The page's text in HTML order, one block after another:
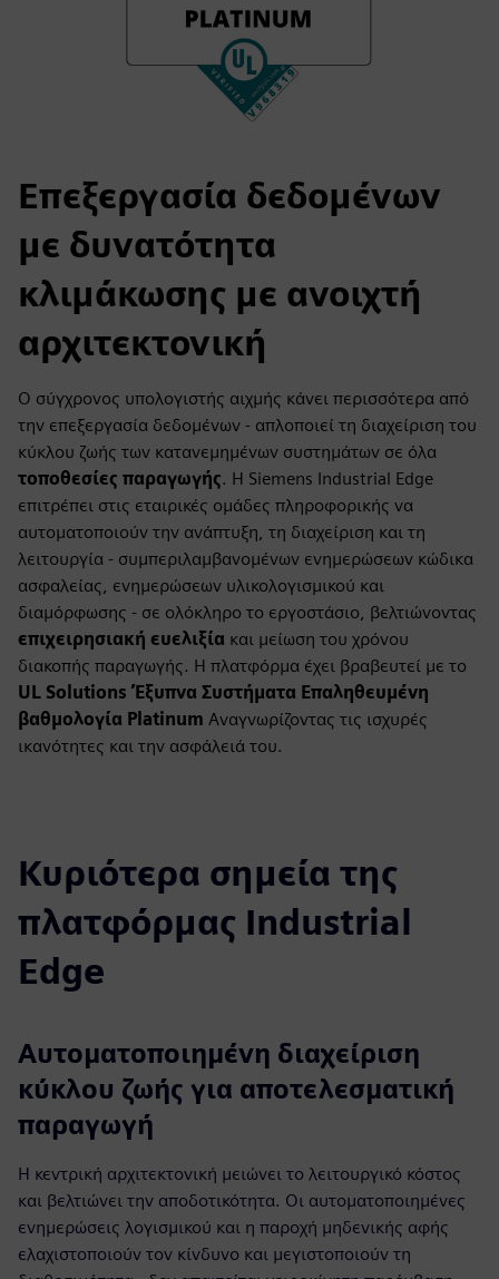
Επεξεργασία δεδομένων
με δυνατότητα
κλιμάκωσης με ανοιχτή
αρχιτεκτονική
Ο σύγχρονος υπολογιστής αιχμής κάνει περισσότερα από
την επεξεργασία δεδομένων - απλοποιεί τη διαχείριση του
κύκλου ζωής των κατανεμημένων συστημάτων σε όλα
τοποθεσίες παραγωγής. Η Siemens Industrial Edge
επιτρέπει στις εταιρικές ομάδες πληροφορικής να
αυτοματοποιούν την ανάπτυξη, τη διαχείριση και τη
λειτουργία - συμπεριλαμβανομένων ενημερώσεων κώδικα
ασφαλείας, ενημερώσεων υλικολογισμικού και
διαμόρφωσης - σε ολόκληρο το εργοστάσιο, βελτιώνοντας
επιχειρησιακή ευελιξία και μείωση του χρόνου
διακοπής παραγωγής. Η πλατφόρμα έχει βραβευτεί με το
UL Solutions Έξυπνα Συστήματα Επαληθευμένη
βαθμολογία Platinum Αναγνωρίζοντας τις ισχυρές
ικανότητες και την ασφάλειά του.
Κυριότερα σημεία της
πλατφόρμας Industrial
Edge
Αυτοματοποιημένη διαχείριση
κύκλου ζωής για αποτελεσματική
παραγωγή
Η κεντρική αρχιτεκτονική μειώνει το λειτουργικό κόστος
και βελτιώνει την αποδοτικότητα. Οι αυτοματοποιημένες
ενημερώσεις λογισμικού και η παροχή μηδενικής αφής
ελαχιστοποιούν τον κίνδυνο και μεγιστοποιούν τη